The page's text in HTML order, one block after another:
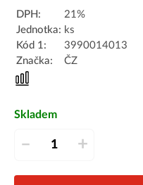
DPH:
21%
Jednotka: ks
Kód 1:
3990014013
Značka:
ČZ
Skladem
– +